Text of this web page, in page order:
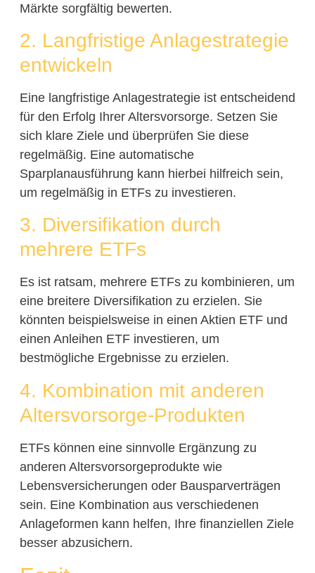
Märkte sorgfältig bewerten.
2. Langfristige Anlagestrategie
entwickeln
Eine langfristige Anlagestrategie ist entscheidend
für den Erfolg Ihrer Altersvorsorge. Setzen Sie
sich klare Ziele und überprüfen Sie diese
regelmäßig. Eine automatische
Sparplanausführung kann hierbei hilfreich sein,
um regelmäßig in ETFs zu investieren.
3. Diversifikation durch
mehrere ETFs
Es ist ratsam, mehrere ETFs zu kombinieren, um
eine breitere Diversifikation zu erzielen. Sie
könnten beispielsweise in einen Aktien ETF und
einen Anleihen ETF investieren, um
bestmögliche Ergebnisse zu erzielen.
4. Kombination mit anderen
Altersvorsorge-Produkten
ETFs können eine sinnvolle Ergänzung zu
anderen Altersvorsorgeprodukte wie
Lebensversicherungen oder Bausparverträgen
sein. Eine Kombination aus verschiedenen
Anlageformen kann helfen, Ihre finanziellen Ziele
besser abzusichern.